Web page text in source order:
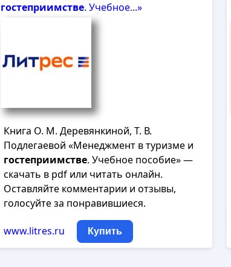
гостеприимстве. Учебное...»
Книга О. М. Деревянкиной, Т. В.
Подлегаевой «Менеджмент в туризме и
гостеприимстве. Учебное пособие» —
скачать в pdf или читать онлайн.
Оставляйте комментарии и отзывы,
голосуйте за понравившиеся.
www.litres.ru Купить